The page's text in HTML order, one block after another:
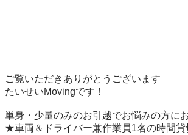
ご覧いただきありがとうございます
たいせいMovingです！
単身・少量のみのお引越でお悩みの方に
★車両＆ドライバー兼作業員1名の時間